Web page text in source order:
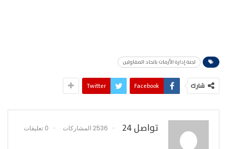
لجنة إدارة الأزمات باتحاد المقاولين
شارك Facebook
Twitter
تواصل 24 2536 المشاركات 0 تعليقات